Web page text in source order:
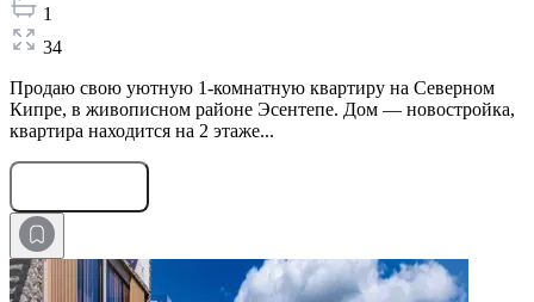
1
34
Продаю свою уютную 1-комнатную квартиру на Северном
Кипре, в живописном районе Эсентепе. Дом — новостройка,
квартира находится на 2 этаже...